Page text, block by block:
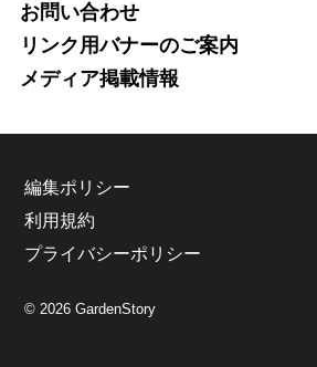
お問い合わせ
リンク用バナーのご案内
メディア掲載情報
編集ポリシー
利用規約
プライバシーポリシー
© 2026 GardenStory